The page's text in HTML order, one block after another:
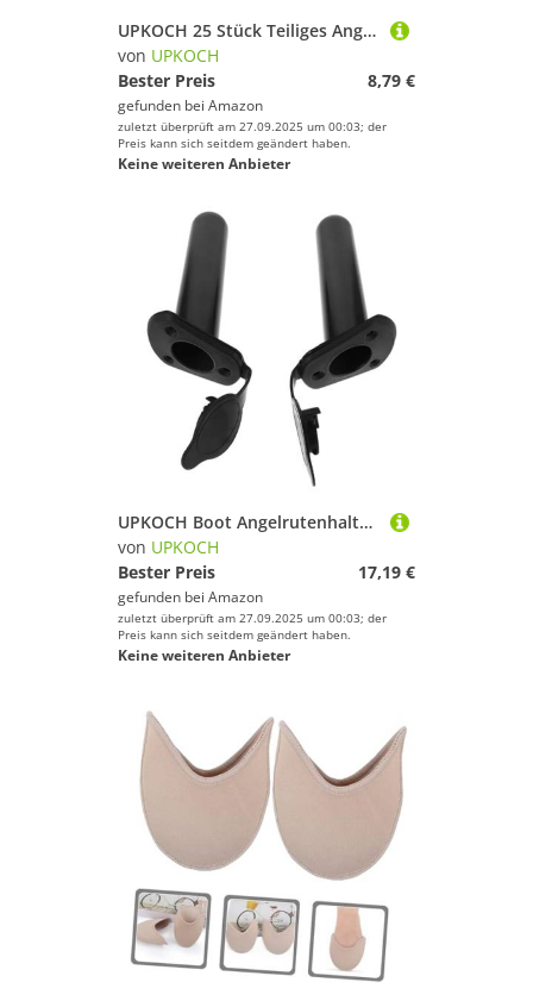
UPKOCH 25 Stück Teiliges Angelglocken aus Edelstahl mit Alarmfunktion Mehrzweck Angelruten Bissanzeiger für Meeresangeln Tragbare Leichte Doppelalarm Glocken für Wurf und Seeangelruten
von UPKOCH
Bester Preis
8,79 €
gefunden bei Amazon
zuletzt überprüft am 27.09.2025 um 00:03; der
Preis kann sich seitdem geändert haben.
Keine weiteren Anbieter
UPKOCH Boot Angelrutenhalter aus Langlebigem Nylon und Abs Platzsparender Halter für Kajaks Schlauchboote und Yachten Rutschfester Salzwasserbeständiger Rutenständer für Meeresangeln
von UPKOCH
Bester Preis
17,19 €
gefunden bei Amazon
zuletzt überprüft am 27.09.2025 um 00:03; der
Preis kann sich seitdem geändert haben.
Keine weiteren Anbieter